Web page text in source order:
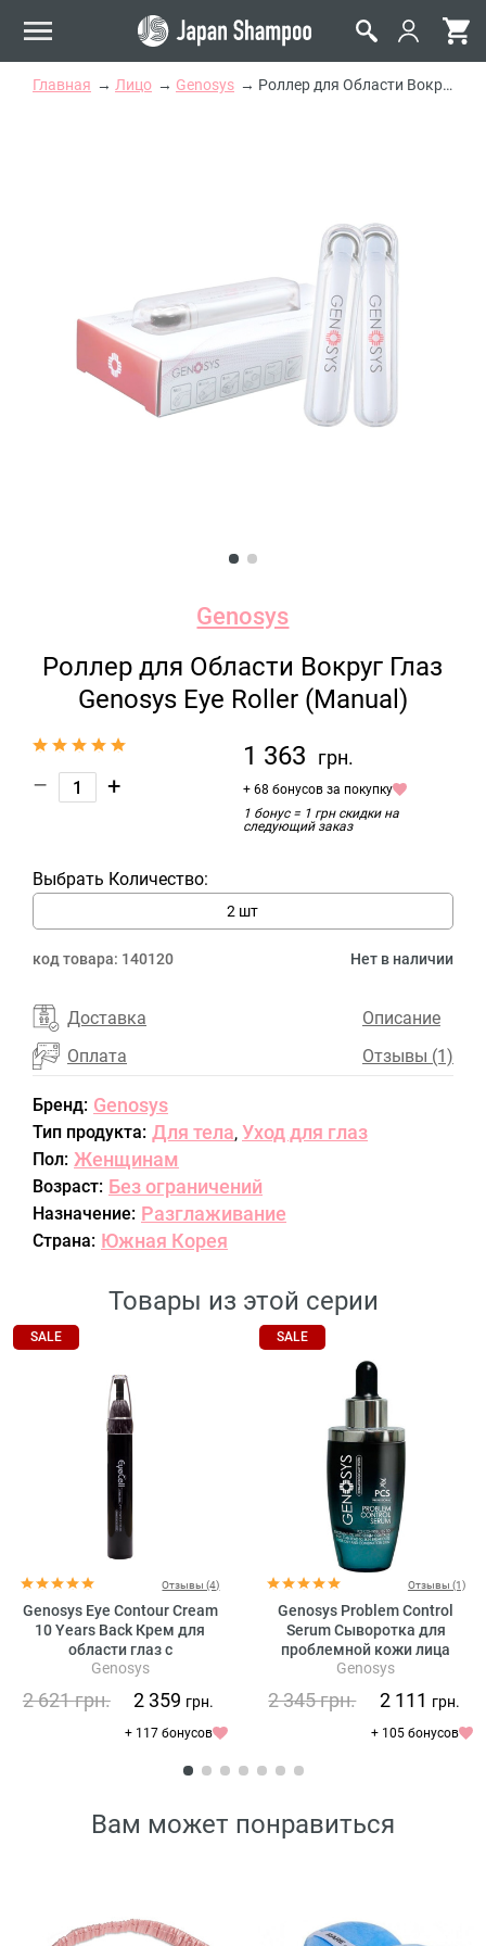
Главная Лицо Genosys Роллер для Области Вокруг Глаз Genosys Eye Roller (Manual)
Genosys
Роллер для Области Вокруг Глаз
Genosys Eye Roller (Manual)
– +
1 363 грн.
+ 68 бонусов за покупку
1 бонус = 1 грн скидки на
следующий заказ
Выбрать Количество:
2 шт
код товара: 140120 Нет в наличии
Доставка
Оплата
Описание
Отзывы (1)
Бренд: Genosys
Тип продукта: Для тела, Уход для глаз
Пол: Женщинам
Возраст: Без ограничений
Назначение: Разглаживание
Страна: Южная Корея
Товары из этой серии
SALE
Отзывы (4)
Genosys Eye Contour Cream
10 Years Back Крем для
области глаз с
растительными стволовыми
Genosys
2 621грн. 2 359 грн.
+ 117 бонусов
SALE
Отзывы (1)
Genosys Problem Control
Serum Сыворотка для
проблемной кожи лица
Genosys
2 345грн. 2 111 грн.
+ 105 бонусов
Вам может понравиться